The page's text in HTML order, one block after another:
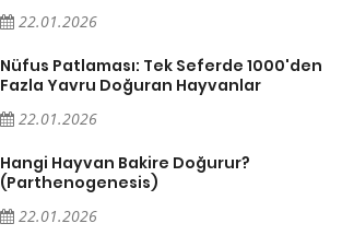
22.01.2026
Nüfus Patlaması: Tek Seferde 1000'den
Fazla Yavru Doğuran Hayvanlar
22.01.2026
Hangi Hayvan Bakire Doğurur?
(Parthenogenesis)
22.01.2026